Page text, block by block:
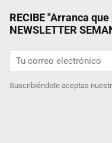
RECIBE "Arranca
NEWSLETTER
Suscribiéndote aceptas